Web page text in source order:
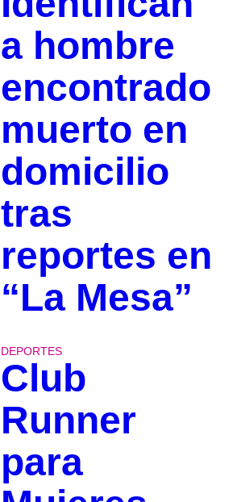
a hombre
encontrado
muerto en
domicilio
tras
reportes en
“La Mesa”
DEPORTES
Club
Runner
para